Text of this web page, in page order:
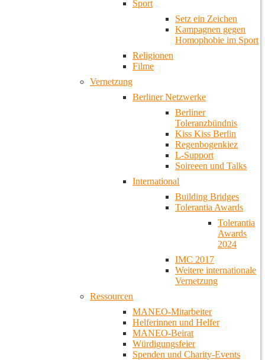
Sport
Setz ein Zeichen
Kampagnen gegen
Homophobie im Sport
Religionen
Filme
Vernetzung
Berliner Netzwerke
Berliner
Toleranzbündnis
Kiss Kiss Berlin
Regenbogenkiez
L-Support
Soireeen und Talks
International
Building Bridges
Tolerantia Awards
Tolerantia
Awards
2024
IMC 2017
Weitere internationale
Vernetzung
Ressourcen
MANEO-Mitarbeiter
Helferinnen und Helfer
MANEO-Beirat
Würdigungsfeier
Spenden und Charity-Events